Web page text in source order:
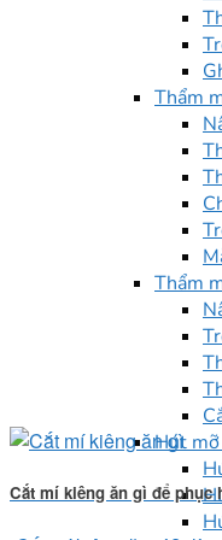
Thẩm
Thẩm
Hút
Cắt mí kiêng ăn gì để phục